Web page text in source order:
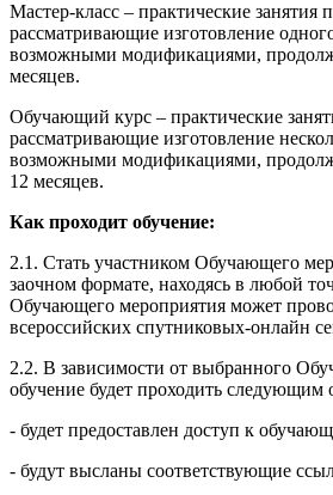
Мастер-класс – практические занятия
рассматривающие изготовление
возможными модификациями,
месяцев.
Обучающий курс – практические
рассматривающие изготовление
возможными модификациями,
12 месяцев.
Как проходит обучение:
2.1. Стать участником Обучающего
заочном формате, находясь в любой
Обучающего мероприятия может
всероссийских спутниковых-онлайн
2.2. В зависимости от выбранного
обучение будет проходить следующим
- будет предоставлен доступ к
- будут высланы соответствующие